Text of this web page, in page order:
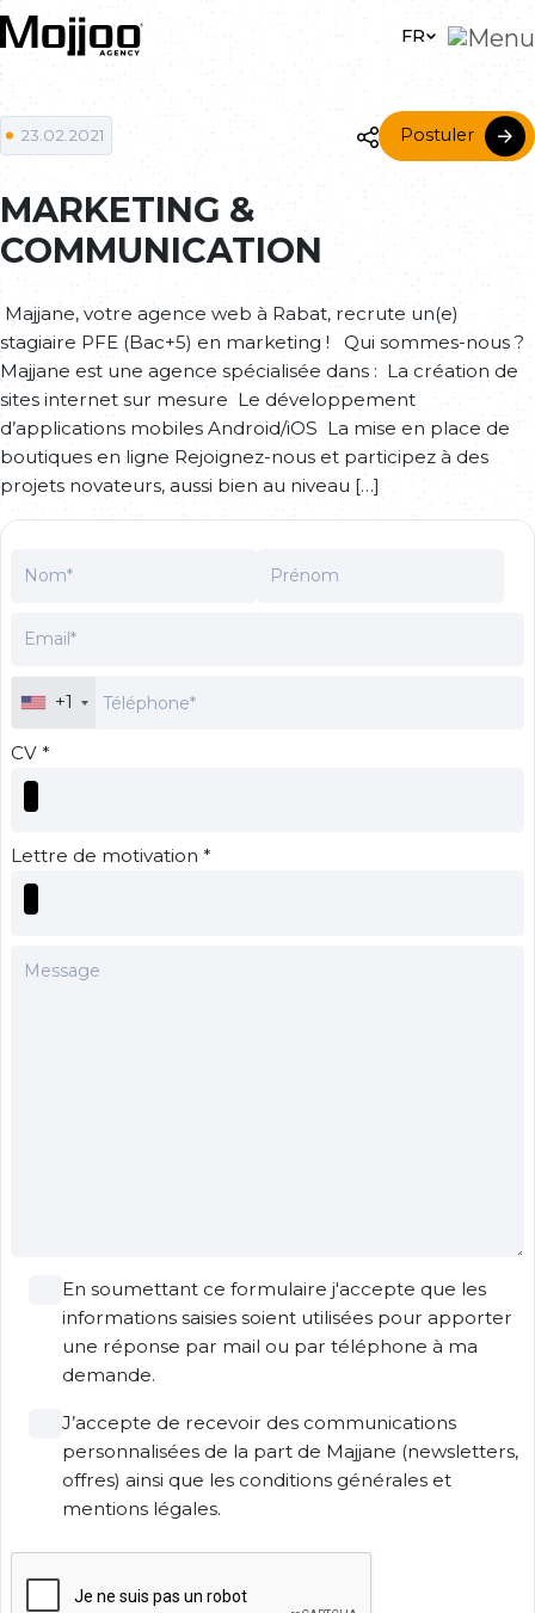
Skip to main content
FR
23.02.2021 Postuler
MARKETING &
COMMUNICATION
Majjane, votre agence web à Rabat, recrute un(e)
stagiaire PFE (Bac+5) en marketing ! Qui sommes-nous ?
Majjane est une agence spécialisée dans : La création de
sites internet sur mesure Le développement
d’applications mobiles Android/iOS La mise en place de
boutiques en ligne Rejoignez-nous et participez à des
projets novateurs, aussi bien au niveau […]
+1
CV *
Lettre de motivation *
En soumettant ce formulaire j'accepte que les
informations saisies soient utilisées pour apporter
une réponse par mail ou par téléphone à ma
demande.
J’accepte de recevoir des communications
personnalisées de la part de Majjane (newsletters,
offres) ainsi que les conditions générales et
mentions légales.